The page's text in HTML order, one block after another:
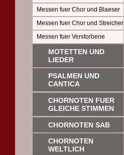
Messen fuer Chor und Blaeser
Messen fuer Chor und Streicher
Messen fuer Verstorbene
MOTETTEN UND
LIEDER
PSALMEN UND
CANTICA
CHORNOTEN FUER
GLEICHE STIMMEN
CHORNOTEN SAB
CHORNOTEN
WELTLICH